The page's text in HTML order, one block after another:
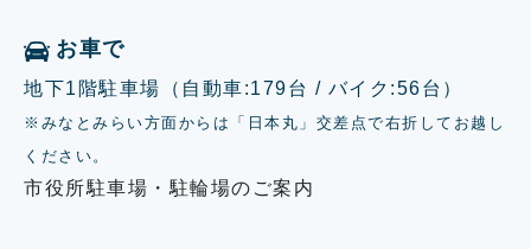
お車で
地下1階駐車場（自動車:179台 / バイク:56台）
※みなとみらい方面からは「日本丸」交差点で右折してお越し
ください。
市役所駐車場・駐輪場のご案内